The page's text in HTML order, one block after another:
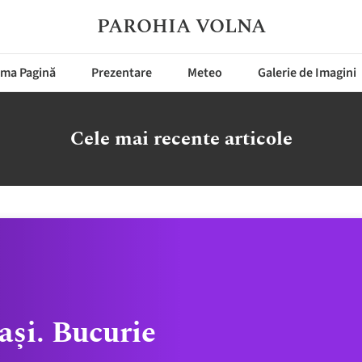
PAROHIA VOLNA
Pagină Prezentare Meteo Galerie de Imagini
Cele mai recente articole
Bucurie